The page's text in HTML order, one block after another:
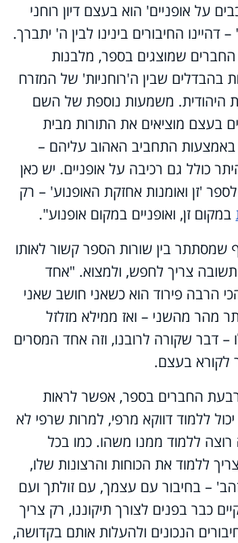
על אופניים' הוא בעצם דיון רוחני
דהיינו החיבורים בינינו לבין ה' יתברך.
שמוצגים בספר, מלבנות
בהבדלים שבין ה'רוחניות' של המזרח
היהודית. משמעות נוספת של השם
בעצם מוציאים את התורות מבית
התחביב האהוב עליהם –
כולל גם רכיבה על אופניים. יש כאן
'זן ואומנות אחזקת האופנוע' – רק
במקום זן, ואופניים במקום אופנוע".
שמסתתר בין שורות הספר קשור לאותו
צריך לחפש, ולמצוא. "אחד
הרבה פירוד הוא כשאני חושב שאני
מהר מהשני – ואז ממילא מזלזל
– דבר שקורה לרובנו, וזה אחד המסרים
לקורא בעצם.
החברים בספר, אפשר לראות
ללמוד דווקא מרפי, למרות שרפי לא
ללמוד ממנו משהו. כמו בכל
ללמוד את הכוחות והרצונות שלו,
– בחיבור עם עצמך, עם זולתך ועם
כבר בפנים לצורך תיקוננו, רק צריך
הנכונים ולהעלות אותם בקדושה,